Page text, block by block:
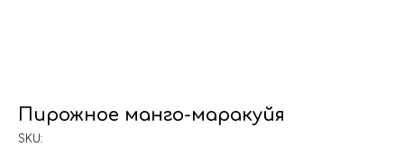
Пирожное манго-маракуйя
SKU: